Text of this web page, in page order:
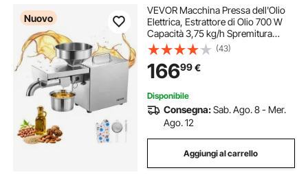
Nuovo
VEVOR Macchina Pressa dell'Olio
Elettrica, Estrattore di Olio 700 W
Capacità 3,75 kg/h Spremitura
Automatica per Uso Domestico,
Pressatura a Caldo Costante a
230℃ Arachidi, Sesamo, Mandorle
(43)
16699€
Disponibile
Consegna:Sab. Ago. 8 - Mer.
Ago. 12
Aggiungi al carrello